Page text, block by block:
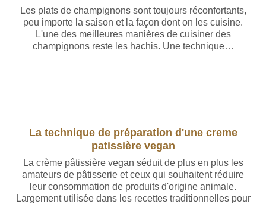
Les plats de champignons sont toujours réconfortants,
peu importe la saison et la façon dont on les cuisine.
L'une des meilleures manières de cuisiner des
champignons reste les hachis. Une technique…
La technique de préparation d'une creme
patissière vegan
La crème pâtissière vegan séduit de plus en plus les
amateurs de pâtisserie et ceux qui souhaitent réduire
leur consommation de produits d'origine animale.
Largement utilisée dans les recettes traditionnelles pour